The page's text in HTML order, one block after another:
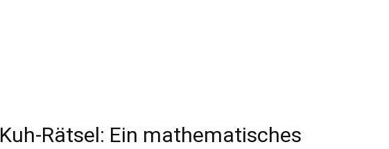
Rätsel: Ein mathematisches